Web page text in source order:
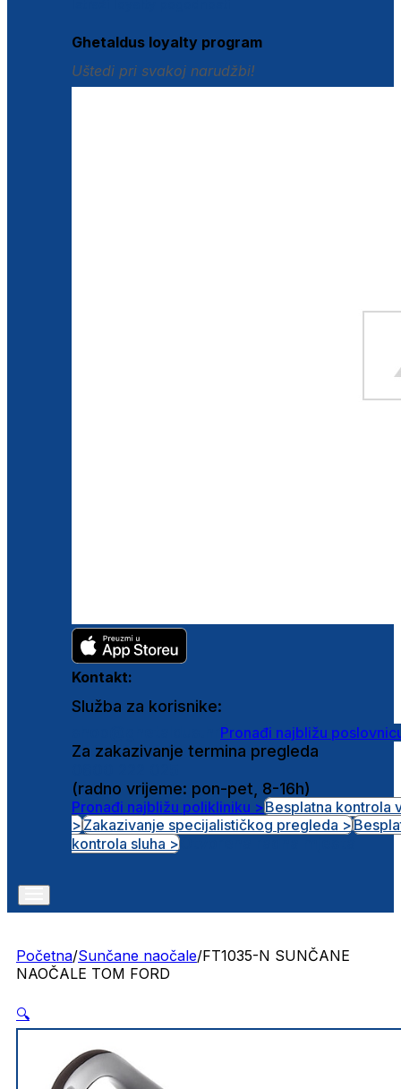
Ghetaldus loyalty program
Uštedi pri svakoj narudžbi!
Kontakt:
Služba za korisnike:
Pronađi najbližu
Za zakazivanje termina pregleda
(radno vrijeme: pon-pet, 8-16h)
Pronađi najbližu polikliniku >Besplatna kontrola
>Zakazivanje specijalističkog pregleda >
kontrola sluha >
Početna/Sunčane naočale/FT1035-N SUNČANE
NAOČALE TOM FORD
🔍